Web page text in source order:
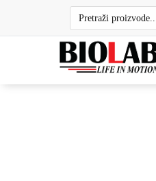
content